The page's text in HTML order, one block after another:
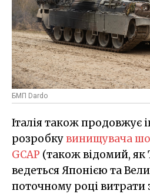
БМП Dardo
Італія також продовжує
розробкувинищувача
GCAP (також відомий, як
ведеться Японією та
поточному році витрати